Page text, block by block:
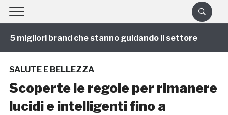
migliori brand che stanno guidando il settore
SALUTE E BELLEZZA
Scoperte le regole per rimanere
lucidi e intelligenti fino a